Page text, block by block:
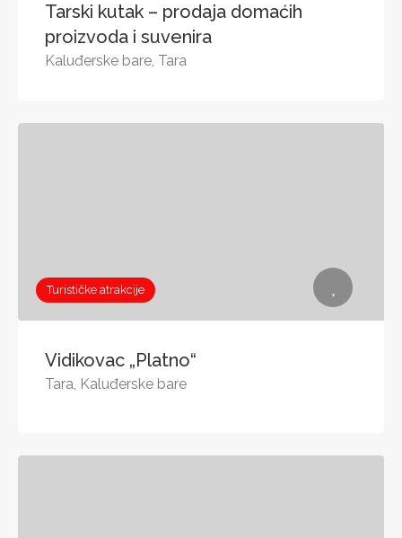
Tarski kutak – prodaja domaćih
proizvoda i suvenira
Kaluđerske bare, Tara
Turističke atrakcije
Vidikovac „Platno“
Tara, Kaluđerske bare